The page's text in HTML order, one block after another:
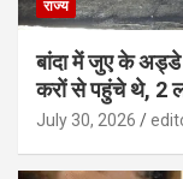
राज्य
बांदा में जुए के
करों से पहुंचे थे, 2
July 30, 2026